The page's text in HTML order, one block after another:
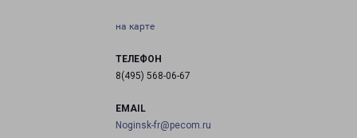
на карте
ТЕЛЕФОН
8(495) 568-06-67
EMAIL
Noginsk-fr@pecom.ru